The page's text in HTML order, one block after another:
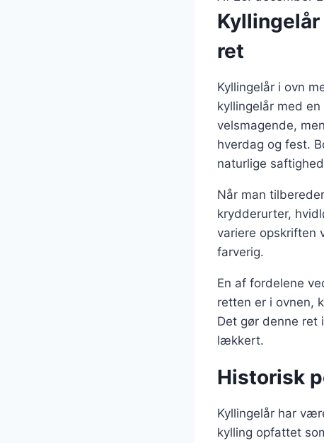
ret
Kyllingelår i ovn
kyllingelår med
velsmagende,
hverdag og fest.
naturlige
Når man
krydderurter,
variere opskriften
farverig.
En af fordelene
retten er i ovnen,
Det gør denne ret
lækkert.
Historisk
Kyllingelår har
kylling opfattet